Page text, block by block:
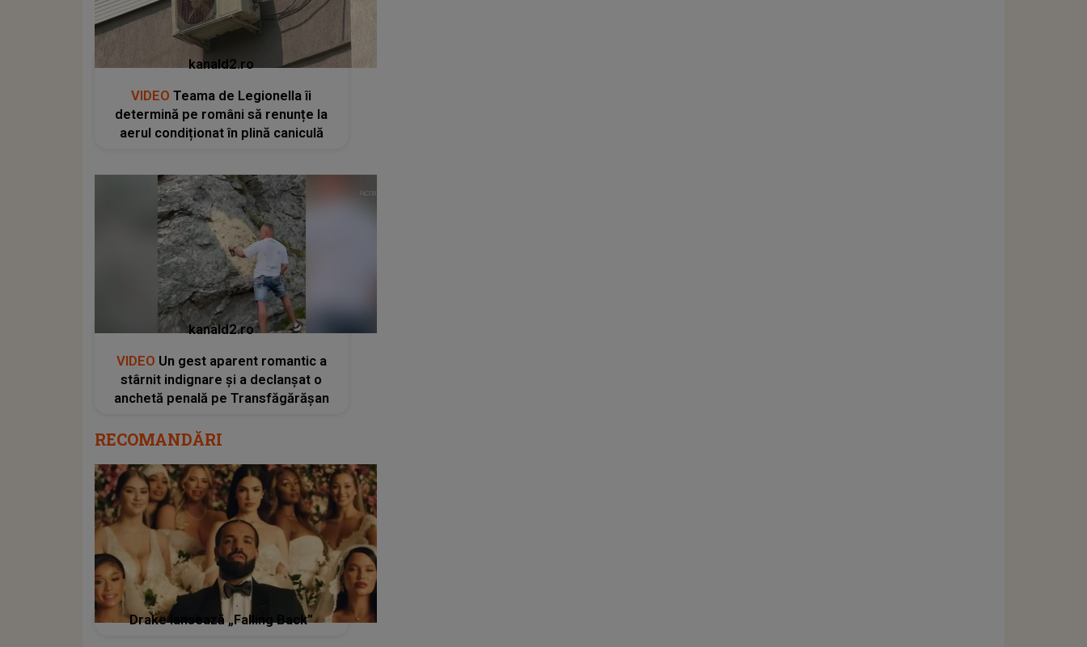
kanald2.ro
VIDEO Teama de Legionella îi
determină pe români să renunțe la
aerul condiționat în plină caniculă
kanald2.ro
VIDEO Un gest aparent romantic a
stârnit indignare și a declanșat o
anchetă penală pe Transfăgărășan
RECOMANDĂRI
Drake lansează „Falling Back”